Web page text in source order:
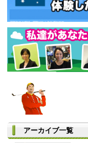
アーカイブ一覧